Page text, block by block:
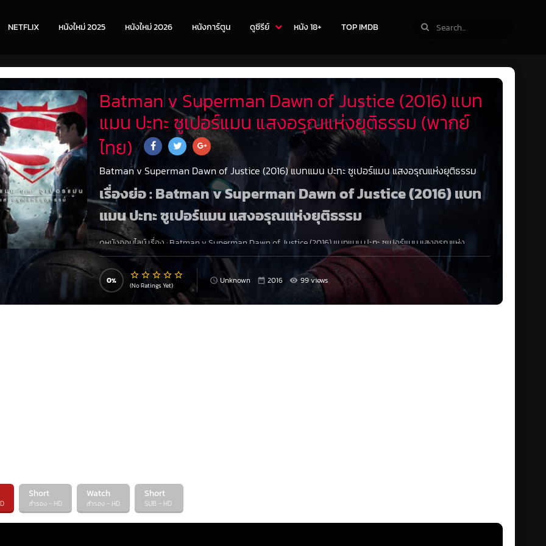
NETFLIX หนังใหม่ 2025 หนังใหม่ 2026 หนังการ์ตูน ดูซีรีย์ หนัง 18+ TOP IMDB
Batman v Superman Dawn of Justice (2016) แบท
แมน ปะทะ ซูเปอร์แมน แสงอรุณแห่งยุติธรรม (พากย์
ไทย)
Batman v Superman Dawn of Justice (2016) แบทแมน ปะทะ ซูเปอร์แมน แสงอรุณแห่งยุติธรรม
เรื่องย่อ : Batman v Superman Dawn of Justice (2016) แบท
แมน ปะทะ ซูเปอร์แมน แสงอรุณแห่งยุติธรรม
ดูหนังออนไลน์ เรื่อง:Batman v Superman Dawn of Justice (2016) แบทแมน ปะทะ ซูเปอร์แมน แสงอรุณแห่ง
ยุติธรรม|ดูหนังออนไลน์ฟรีพากย์ไทย+ซับไทย1080Pเต็มเรื่อง ด้วยความกลัวต่อการกระทำของซูเปอร์ฮีโร่ที่ทำตัว
เหมือนพระเจ้า “แบทแมน” ผู้ปกครองเมืองก็อธแธมอันน่าเกรงขามและศาลเตี้ยผู้มีพละกำลัง จึงได้เข้าต่อสู้กับ “ซูเปอร์
แมน” ผู้ที่ช่วยเหลือนครเมโทรโปลิสเอาไว้ ในขณะที่คนทั้งโลกกำลังหารือกันเกี่ยวกับซูเปอร์ฮีโร่ ว่าจริง ๆ แล้วพวกเขาเป็นที่
ต้องการหรือไม่ แบทแมนและซูเปอร์แมนก็ต้องเจอกับภัยคุกคามตัวใหม่ที่โผล่ออกมาอย่างรวดเร็ว ทำให้มนุษยชาติต้องตก
อยู่ในอันตรายมากกว่าที่พวกเขาเคยเจอมา
0 (No Ratings Yet) Unknown 2016 99 views
Short
สำรอง - HD
Watch
สำรอง - HD
Short
SUB - HD